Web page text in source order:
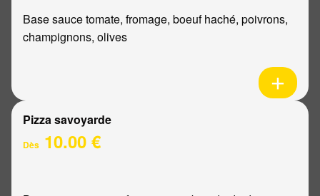
Base sauce tomate, fromage, boeuf haché, poivrons,
champignons, olives
Pizza savoyarde
Dès 10.00 €